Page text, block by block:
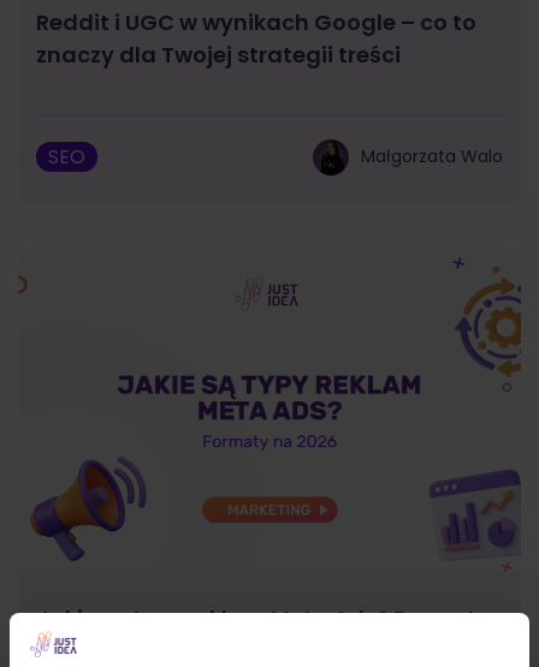
Reddit i UGC w wynikach Google – co to
znaczy dla Twojej strategii treści
SEO Małgorzata Walo
Jakie są typy reklam Meta Ads? Formaty
na 2026